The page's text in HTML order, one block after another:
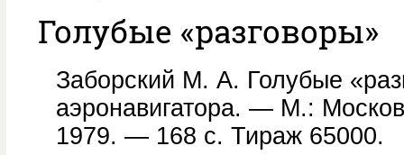
Голубые «разговоры»
Заборский М. А. Голубые
аэронавигатора. — М.:
1979. — 168 с. Тираж 65000.